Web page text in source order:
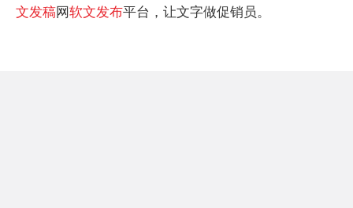
文发稿网软文发布平台，让文字做促销员。